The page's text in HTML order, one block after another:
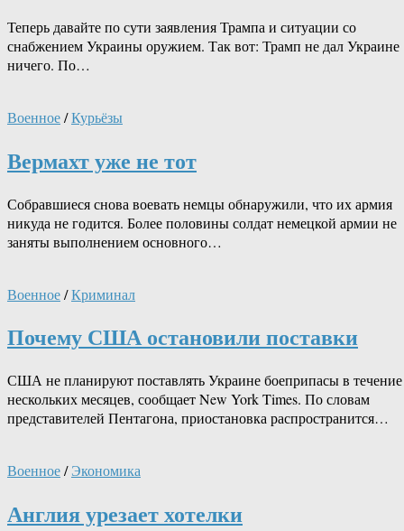
Теперь давайте по сути заявления Трампа и ситуации со
снабжением Украины оружием. Так вот: Трамп не дал Украине
ничего. По…
Военное/Курьёзы
Вермахт уже не тот
Собравшиеся снова воевать немцы обнаружили, что их армия
никуда не годится. Более половины солдат немецкой армии не
заняты выполнением основного…
Военное/Криминал
Почему США остановили поставки
США не планируют поставлять Украине боеприпасы в течение
нескольких месяцев, сообщает New York Times. По словам
представителей Пентагона, приостановка распространится…
Военное/Экономика
Англия урезает хотелки